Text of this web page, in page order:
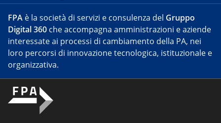
FPA è la società di servizi e consulenza del Gruppo
Digital 360 che accompagna amministrazioni e aziende
interessate ai processi di cambiamento della PA, nei
loro percorsi di innovazione tecnologica, istituzionale e
organizzativa.